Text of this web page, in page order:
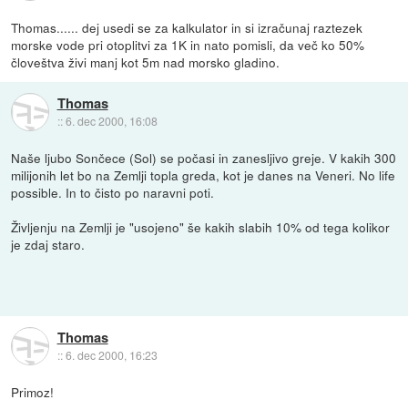
Thomas...... dej usedi se za kalkulator in si izračunaj raztezek
morske vode pri otoplitvi za 1K in nato pomisli, da več ko 50%
človeštva živi manj kot 5m nad morsko gladino.
Thomas
::6. dec 2000, 16:08
Naše ljubo Sončece (Sol) se počasi in zanesljivo greje. V kakih 300
milijonih let bo na Zemlji topla greda, kot je danes na Veneri. No life
possible. In to čisto po naravni poti.
Življenju na Zemlji je "usojeno" še kakih slabih 10% od tega kolikor
je zdaj staro.
Thomas
::6. dec 2000, 16:23
Primoz!